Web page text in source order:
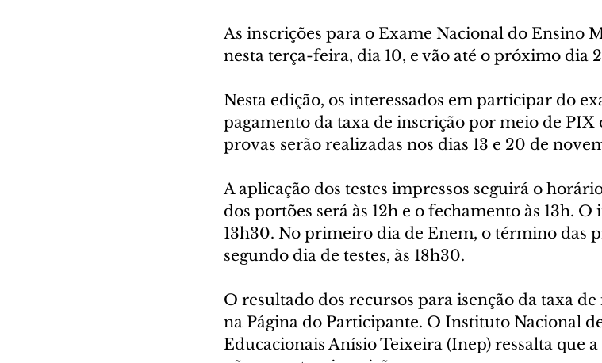
As inscrições para o Exame Nacional do Ensino
nesta terça-feira, dia 10, e vão até o próximo dia
Nesta edição, os interessados em participar do
pagamento da taxa de inscrição por meio de PIX
provas serão realizadas nos dias 13 e 20 de
A aplicação dos testes impressos seguirá o
dos portões será às 12h e o fechamento às 13h. O
13h30. No primeiro dia de Enem, o término das
segundo dia de testes, às 18h30.
O resultado dos recursos para isenção da taxa
na Página do Participante. O Instituto Nacional
Educacionais Anísio Teixeira (Inep) ressalta que